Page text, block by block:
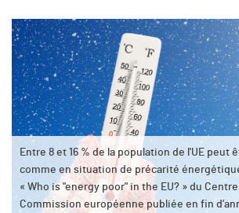
Entre 8 et 16 % de la population de l'UE peut
comme en situation de précarité
« Who is "energy poor" in the EU? » du
Commission européenne publiée en fin